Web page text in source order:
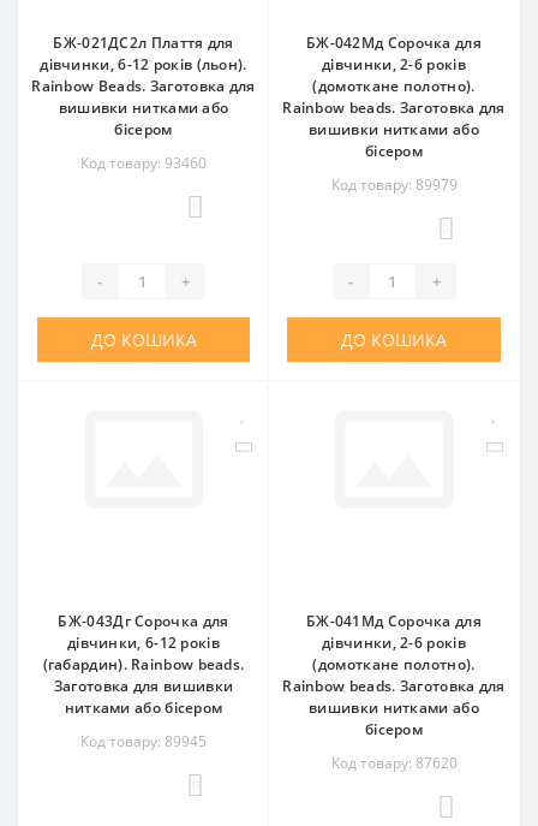
БЖ-021ДС2л Плаття для
дівчинки, 6-12 років (льон).
Rainbow Beads. Заготовка для
вишивки нитками або
бісером
Код товару: 93460
- +
ДО КОШИКА
БЖ-042Мд Сорочка для
дівчинки, 2-6 років
(домоткане полотно).
Rainbow beads. Заготовка для
вишивки нитками або
бісером
Код товару: 89979
- +
ДО КОШИКА
БЖ-043Дг Сорочка для
дівчинки, 6-12 років
(габардин). Rainbow beads.
Заготовка для вишивки
нитками або бісером
Код товару: 89945
БЖ-041Мд Сорочка для
дівчинки, 2-6 років
(домоткане полотно).
Rainbow beads. Заготовка для
вишивки нитками або
бісером
Код товару: 87620